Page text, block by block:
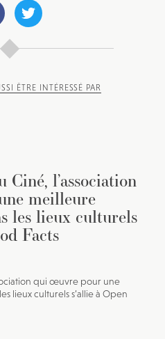
ÊTRE INTÉRESSÉ PAR
l’association
meilleure
les lieux culturels
Facts
qui œuvre pour une
lieux culturels s’allie à Open